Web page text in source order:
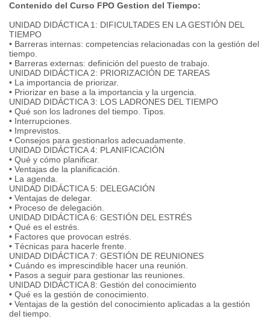
Contenido del Curso FPO Gestion del Tiempo:
UNIDAD DIDÁCTICA 1: DIFICULTADES EN LA GESTIÓN DEL
TIEMPO
• Barreras internas: competencias relacionadas con la gestión del
tiempo.
• Barreras externas: definición del puesto de trabajo.
UNIDAD DIDÁCTICA 2: PRIORIZACIÓN DE TAREAS
• La importancia de priorizar.
• Priorizar en base a la importancia y la urgencia.
UNIDAD DIDÁCTICA 3: LOS LADRONES DEL TIEMPO
• Qué son los ladrones del tiempo. Tipos.
• Interrupciones.
• Imprevistos.
• Consejos para gestionarlos adecuadamente.
UNIDAD DIDÁCTICA 4: PLANIFICACIÓN
• Qué y cómo planificar.
• Ventajas de la planificación.
• La agenda.
UNIDAD DIDÁCTICA 5: DELEGACIÓN
• Ventajas de delegar.
• Proceso de delegación.
UNIDAD DIDÁCTICA 6: GESTIÓN DEL ESTRÉS
• Qué es el estrés.
• Factores que provocan estrés.
• Técnicas para hacerle frente.
UNIDAD DIDÁCTICA 7: GESTIÓN DE REUNIONES
• Cuándo es imprescindible hacer una reunión.
• Pasos a seguir para gestionar las reuniones.
UNIDAD DIDÁCTICA 8: Gestión del conocimiento
• Qué es la gestión de conocimiento.
• Ventajas de la gestión del conocimiento aplicadas a la gestión
del tiempo.